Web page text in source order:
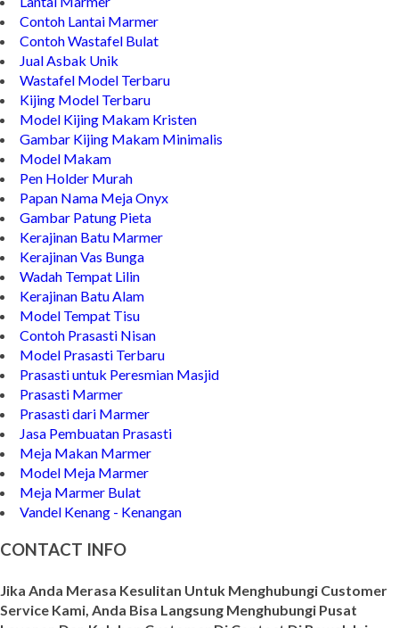
Model Makam Marmer
Lantai Marmer
Contoh Lantai Marmer
Contoh Wastafel Bulat
Jual Asbak Unik
Wastafel Model Terbaru
Kijing Model Terbaru
Model Kijing Makam Kristen
Gambar Kijing Makam Minimalis
Model Makam
Pen Holder Murah
Papan Nama Meja Onyx
Gambar Patung Pieta
Kerajinan Batu Marmer
Kerajinan Vas Bunga
Wadah Tempat Lilin
Kerajinan Batu Alam
Model Tempat Tisu
Contoh Prasasti Nisan
Model Prasasti Terbaru
Prasasti untuk Peresmian Masjid
Prasasti Marmer
Prasasti dari Marmer
Jasa Pembuatan Prasasti
Meja Makan Marmer
Model Meja Marmer
Meja Marmer Bulat
Vandel Kenang - Kenangan
Jika Anda Merasa Kesulitan Untuk Menghubungi Customer